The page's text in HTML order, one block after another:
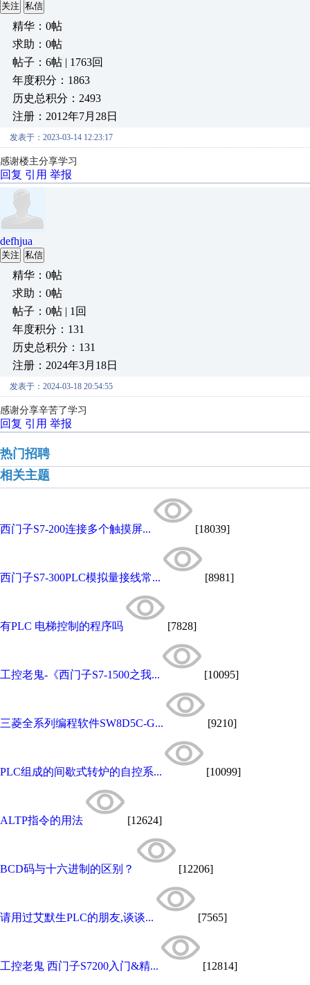
关注 私信
精华：0帖
求助：0帖
帖子：6帖 | 1763回
年度积分：1863
历史总积分：2493
注册：2012年7月28日
发表于：2023-03-14 12:23:17
感谢楼主分享学习
回复 引用 举报
defhjua
关注 私信
精华：0帖
求助：0帖
帖子：0帖 | 1回
年度积分：131
历史总积分：131
注册：2024年3月18日
发表于：2024-03-18 20:54:55
感谢分享辛苦了学习
回复 引用 举报
热门招聘
相关主题
西门子S7-200连接多个触摸屏... [18039]
西门子S7-300PLC模拟量接线常... [8981]
有PLC 电梯控制的程序吗 [7828]
工控老鬼-《西门子S7-1500之我... [10095]
三菱全系列编程软件SW8D5C-G... [9210]
PLC组成的间歇式转炉的自控系... [10099]
ALTP指令的用法 [12624]
BCD码与十六进制的区别？ [12206]
请用过艾默生PLC的朋友,谈谈... [7565]
工控老鬼 西门子S7200入门&精... [12814]